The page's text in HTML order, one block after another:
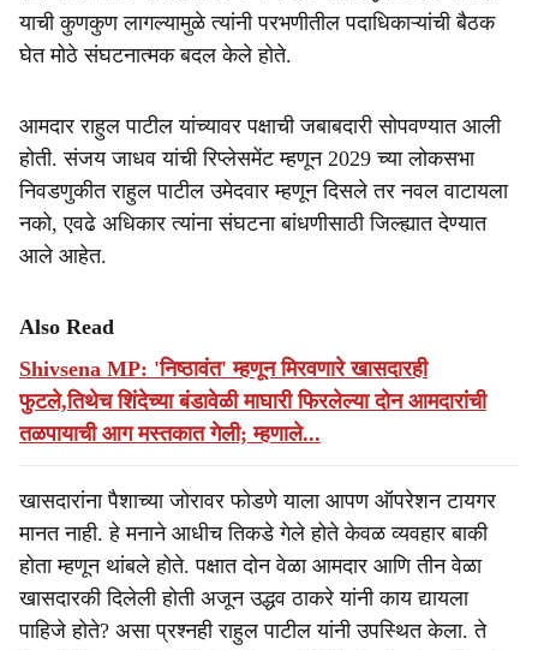
याची कुणकुण लागल्यामुळे त्यांनी परभणीतील पदाधिकाऱ्यांची बैठक
घेत मोठे संघटनात्मक बदल केले होते.
आमदार राहुल पाटील यांच्यावर पक्षाची जबाबदारी सोपवण्यात आली
होती. संजय जाधव यांची रिप्लेसमेंट म्हणून 2029 च्या लोकसभा
निवडणुकीत राहुल पाटील उमेदवार म्हणून दिसले तर नवल वाटायला
नको, एवढे अधिकार त्यांना संघटना बांधणीसाठी जिल्ह्यात देण्यात
आले आहेत.
Also Read
Shivsena MP: 'निष्ठावंत' म्हणून मिरवणारे खासदारही
फुटले,तिथेच शिंदेच्या बंडावेळी माघारी फिरलेल्या दोन आमदारांची
तळपायाची आग मस्तकात गेली; म्हणाले...
खासदारांना पैशाच्या जोरावर फोडणे याला आपण ऑपरेशन टायगर
मानत नाही. हे मनाने आधीच तिकडे गेले होते केवळ व्यवहार बाकी
होता म्हणून थांबले होते. पक्षात दोन वेळा आमदार आणि तीन वेळा
खासदारकी दिलेली होती अजून उद्धव ठाकरे यांनी काय द्यायला
पाहिजे होते? असा प्रश्नही राहुल पाटील यांनी उपस्थित केला. ते